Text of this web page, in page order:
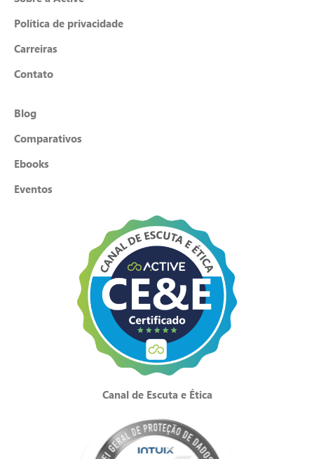
Política de privacidade
Carreiras
Contato
Blog
Comparativos
Ebooks
Eventos
Canal de Escuta e Ética